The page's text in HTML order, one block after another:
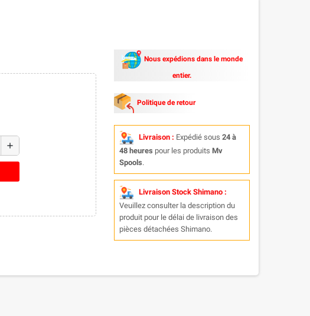
add
Nous expédions dans le monde
entier.
Politique de retour
Livraison : Expédié sous 24 à
48 heures pour les produits Mv
Spools.
Livraison Stock Shimano :
Veuillez consulter la description du
produit pour le délai de livraison des
pièces détachées Shimano.